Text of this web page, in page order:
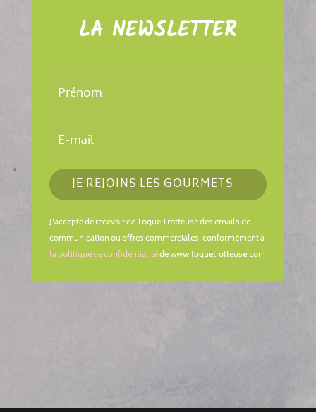
LA NEWSLETTER
JE REJOINS LES GOURMETS
J'accepte de recevoir de Toque Trotteuse des emails de
communication ou offres commerciales, conformément à
la politique de confidentialitéde www.toquetrotteuse.com